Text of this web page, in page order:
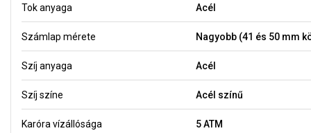
Tok anyaga Acél
Számlap mérete Nagyobb (41 és 50 mm
Szíj anyaga Acél
Szíj színe Acél színű
Karóra vízállósága 5 ATM